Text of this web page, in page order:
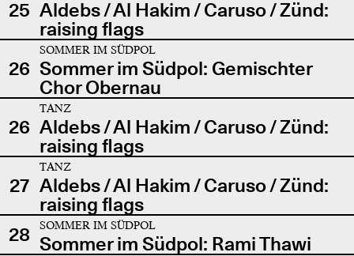
25 Aldebs / Al Hakim / Caruso / Zünd:
raising flags
26
SOMMER IM SÜDPOL
Sommer im Südpol: Gemischter
Chor Obernau
26
TANZ
Aldebs / Al Hakim / Caruso / Zünd:
raising flags
27
TANZ
Aldebs / Al Hakim / Caruso / Zünd:
raising flags
28
SOMMER IM SÜDPOL
Sommer im Südpol: Rami Thawi